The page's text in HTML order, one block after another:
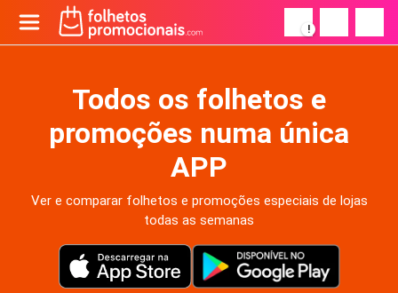
!
Todos os folhetos e
promoções numa única
APP
Ver e comparar folhetos e promoções especiais de lojas
todas as semanas